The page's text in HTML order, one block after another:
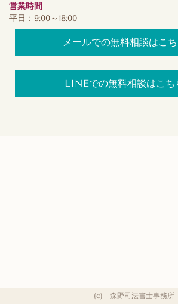
営業時間
平日：9:00～18:00
メールでの無料相談はこ
LINEでの無料相談はこち
(c) 森野司法書士事務所